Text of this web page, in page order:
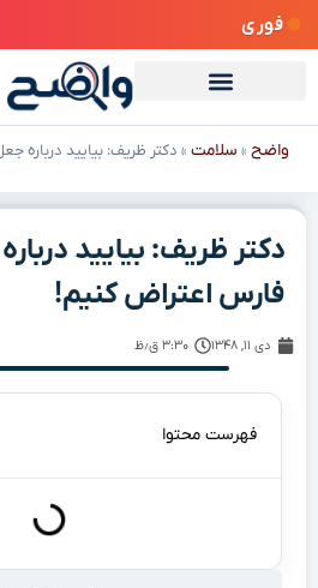
فوری
واضح » سلامت » دکتر ظریف: بیایید درباره
دکتر ظریف: بیایید
فارس اعتراض کنیم!
دی ۱۱, ۱۳۴۸ ۳:۳۰ ق٫ظ
فهرست محتوا